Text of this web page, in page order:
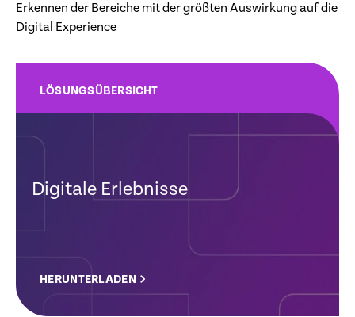
Erkennen der Bereiche mit der größten Auswirkung auf die
Digital Experience
LÖSUNGSÜBERSICHT
Digitale Erlebnisse
HERUNTERLADEN